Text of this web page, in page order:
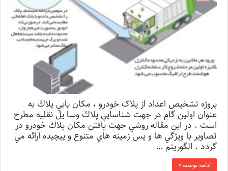
پروژه تشخیص اعداد از پلاک خودرو ، مکان يابي پلاك به
عنوان اولين گام در جهت شناسايي پلاك وسا يل نقليه مطرح
است . در اين مقاله روشي جهت يافتن مکان پلاك خودرو در
تصاوير با ويژگي ها و پس زمينه هاي متنوع و پيچيده ارائه مي
گردد . الگوريتم …
ادامه نوشته »